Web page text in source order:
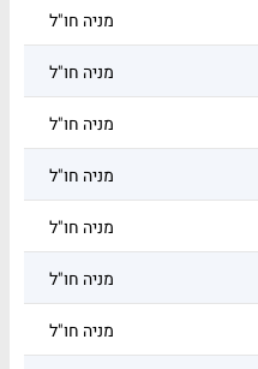
מניה חו"ל
מניה חו"ל
מניה חו"ל
מניה חו"ל
מניה חו"ל
מניה חו"ל
מניה חו"ל